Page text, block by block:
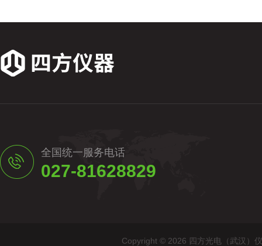
全国统一服务电话
027-81628829
Copyright © 2026 四方光电（武汉）